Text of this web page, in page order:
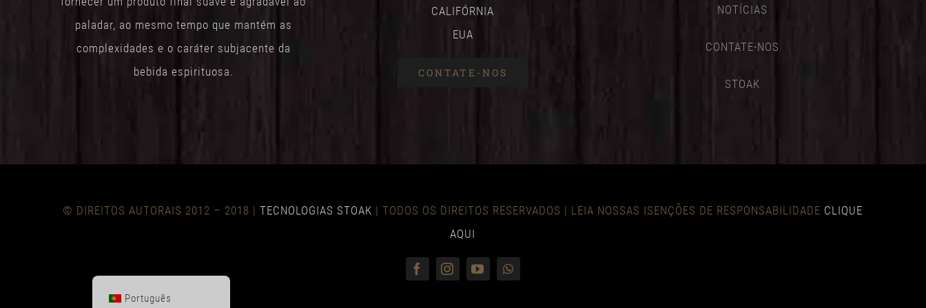
paladar, ao mesmo tempo que mantém as
complexidades e o caráter subjacente da
bebida espirituosa.
CALIFÓRNIA
EUA
CONTATE-NOS
NOTÍCIAS
CONTATE-NOS
STOAK
© DIREITOS AUTORAIS 2012 – 2018 |TECNOLOGIAS STOAK | TODOS OS DIREITOS RESERVADOS | LEIA NOSSAS ISENÇÕES DE RESPONSABILIDADE CLIQUE
AQUI
Português